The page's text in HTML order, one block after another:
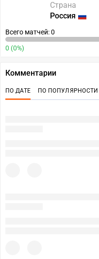
Страна
Россия
Всего матчей: 0
0 (0%)
Комментарии
ПО ДАТЕ ПО ПОПУЛЯРНОСТИ